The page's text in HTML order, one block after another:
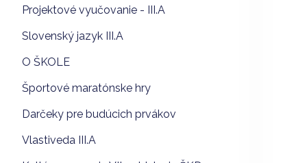
Projektové vyučovanie - III.A
Slovenský jazyk III.A
O ŠKOLE
Športové maratónske hry
Darčeky pre budúcich prvákov
Vlastiveda III.A